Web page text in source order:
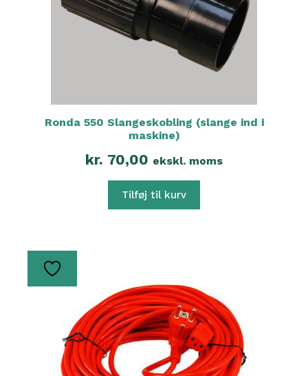
Ronda 550 Slangeskobling (slange ind i
maskine)
kr. 70,00 ekskl. moms
Tilføj til kurv